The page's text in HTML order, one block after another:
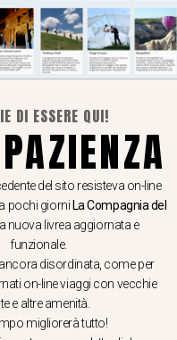
alcun modo le tue informazioni
Whatsapp
su viaggi, eventi
DI ESSERE QUI!
del sito resisteva on-line
pochi giorni La Compagnia del
nuova livrea aggiornata e
funzionale.
disordinata, come per
on-line viaggi con vecchie
e altre amenità.
migliorerà tutto!